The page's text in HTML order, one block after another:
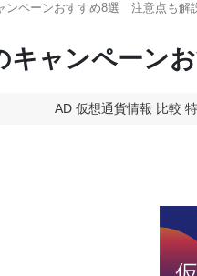
ンペーンおすすめ8選 注意点も解
キャンペー
AD 仮想通貨情報 比較